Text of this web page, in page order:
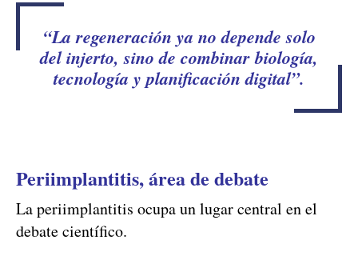
“La regeneración ya no depende solo
del injerto, sino de combinar biología,
tecnología y planificación digital”.
Periimplantitis, área de debate
La periimplantitis ocupa un lugar central en el
debate científico.